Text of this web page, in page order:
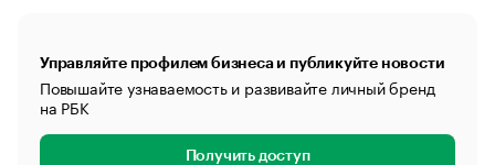
Управляйте профилем бизнеса и публикуйте новости
Повышайте узнаваемость и развивайте личный бренд
на РБК
Получить доступ